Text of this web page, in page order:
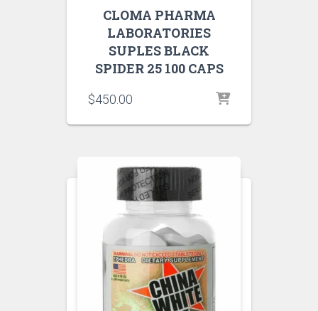
CLOMA PHARMA
LABORATORIES
SUPLES BLACK
SPIDER 25 100 CAPS
$450.00